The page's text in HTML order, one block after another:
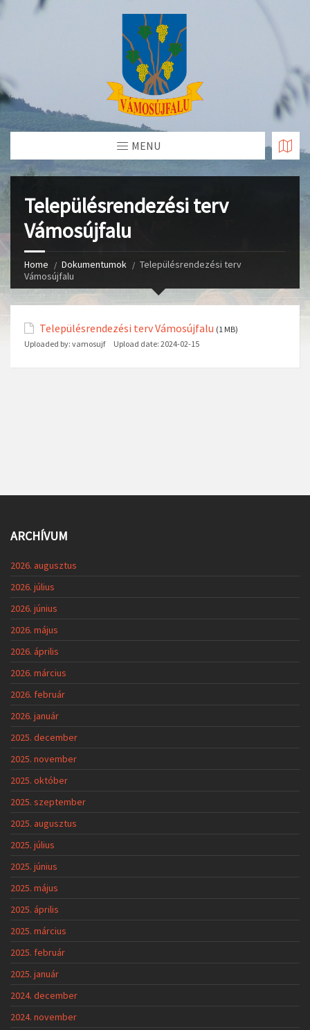
Skip
MENU
Településrendezési terv
Vámosújfalu
Home Dokumentumok
Településrendezési terv
Vámosújfalu
Településrendezési terv Vámosújfalu (1 MB)
Uploaded by: vamosujf Upload date: 2024-02-15
ARCHÍVUM
2026. augusztus
2026. július
2026. június
2026. május
2026. április
2026. március
2026. február
2026. január
2025. december
2025. november
2025. október
2025. szeptember
2025. augusztus
2025. július
2025. június
2025. május
2025. április
2025. március
2025. február
2025. január
2024. december
2024. november